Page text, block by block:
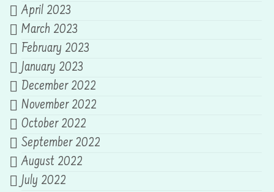
April 2023
March 2023
February 2023
January 2023
December 2022
November 2022
October 2022
September 2022
August 2022
July 2022